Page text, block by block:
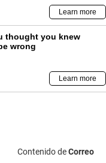
Contenido deCorreo